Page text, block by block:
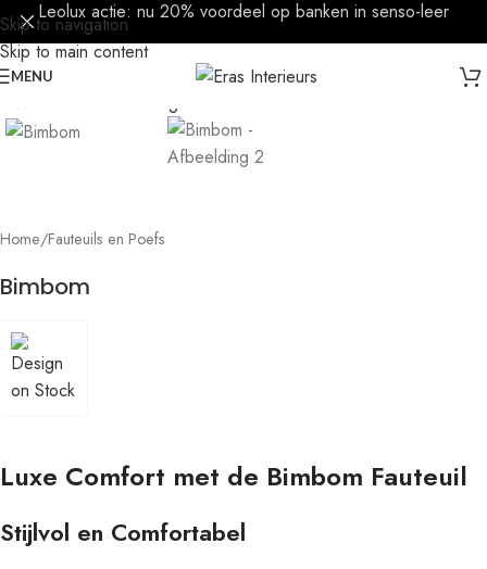
Skip to navigation
Skip to main content
Leolux actie: nu 20% voordeel op banken in senso-leer
MENU
Home/Fauteuils en Poefs
Bimbom
Luxe Comfort met de Bimbom Fauteuil
Stijlvol en Comfortabel